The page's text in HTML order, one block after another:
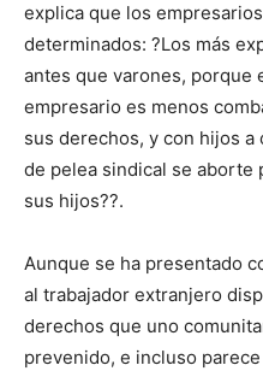
explica que los
determinados: ?Los más
antes que varones, porque
empresario es menos
sus derechos, y con hijos
de pelea sindical se aborte
sus hijos??.
Aunque se ha presentado
al trabajador extranjero
derechos que uno
prevenido, e incluso